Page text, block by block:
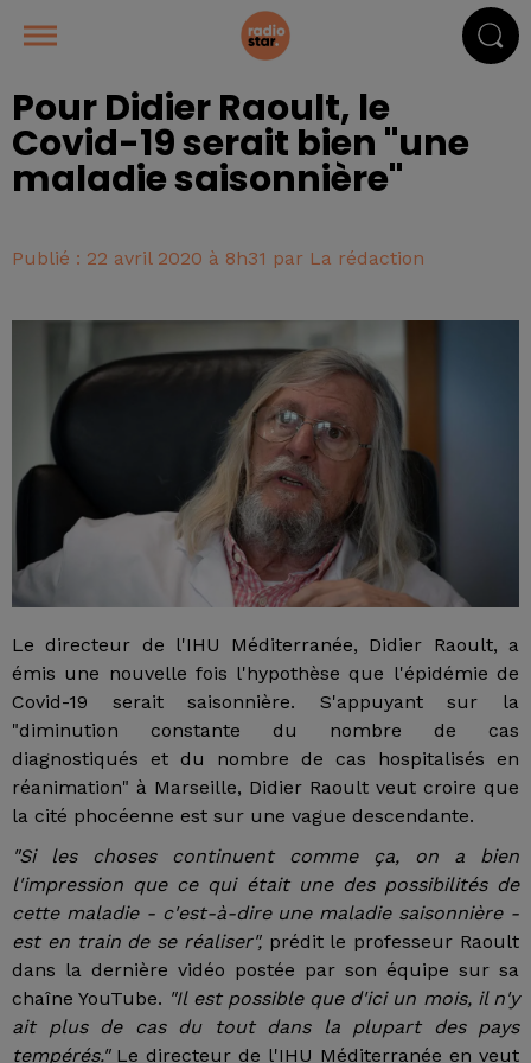
Pour Didier Raoult, le
Covid-19 serait bien "une
maladie saisonnière"
Publié : 22 avril 2020 à 8h31 par La rédaction
Le directeur de l'IHU Méditerranée, Didier Raoult, a
émis une nouvelle fois l'hypothèse que l'épidémie de
Covid-19 serait saisonnière. S'appuyant sur la
"diminution constante du nombre de cas
diagnostiqués et du nombre de cas hospitalisés en
réanimation" à Marseille, Didier Raoult veut croire que
la cité phocéenne est sur une vague descendante.
"Si les choses continuent comme ça, on a bien
l'impression que ce qui était une des possibilités de
cette maladie - c'est-à-dire une maladie saisonnière -
est en train de se réaliser",prédit le professeur Raoult
dans la dernière vidéo postée par son équipe sur sa
chaîne YouTube. "Il est possible que d'ici un mois, il n'y
ait plus de cas du tout dans la plupart des pays
tempérés." Le directeur de l'IHU Méditerranée en veut